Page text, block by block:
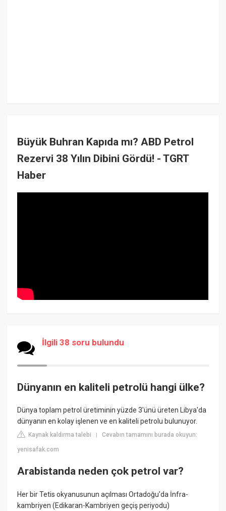
Büyük Buhran Kapıda mı? ABD Petrol
Rezervi 38 Yılın Dibini Gördü! - TGRT
Haber
İlgili 38 soru bulundu
Dünyanın en kaliteli petrolü hangi ülke?
Dünya toplam petrol üretiminin yüzde 3'ünü üreten Libya'da
dünyanın en kolay işlenen ve en kaliteli petrolu bulunuyor.
Kaynak kaldırma talebi |Cevabın tamamını burada okuyun:
yenisafak.com
Arabistanda neden çok petrol var?
Her bir Tetis okyanusunun açılması Ortadoğu'da İnfra-
kambriyen (Edikaran-Kambriyen geçiş periyodu)